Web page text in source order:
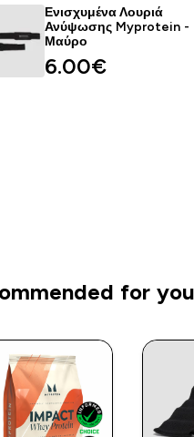
Ενισχυμένα Λουριά
Ανύψωσης Myprotein -
Μαύρο
6.00€‎
for you